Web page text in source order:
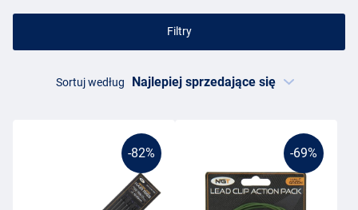
Filtry
Sortuj według
-82% -69%